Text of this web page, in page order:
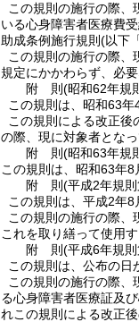
この規則の施行の際、
いる心身障害者医療費
助成条例施行規則 (以下
この規則の施行の際
規定にかかわらず、必
附 則(昭和62年規
この規則は、昭和63年
この規則による改正
の際、現に対象者とな
附 則(昭和63年規
この規則は、昭和63年8
附 則(平成2年規
この規則は、平成2年8
この規則の施行の際、
これを取り繕って使用
附 則(平成6年規
この規則は、公布の日
この規則の施行の際、
る心身障害者医療証及
れこの規則による改正